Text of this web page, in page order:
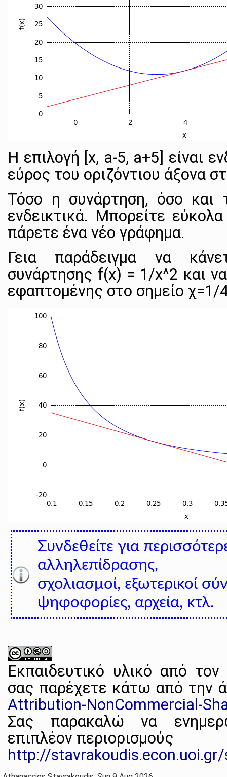
Η επιλογή [x, a-5, a+5] είναι
εύρος του οριζόντιου άξονα
Τόσο η συνάρτηση, όσο και
ενδεικτικά. Μπορείτε
πάρετε ένα νέο γράφημα.
Γεια παράδειγμα να
συνάρτησης f(x) = 1/x^2 και
εφαπτομένης στο σημείο χ=1/
Συνδεθείτε για
αλληλεπίδρασης,
σχολιασμοί, εξωτερικοί
ψηφοφορίες, αρχεία, κτλ.
Εκπαιδευτικό υλικό από τον
σας παρέχετε κάτω από την
Attribution-NonCommercial-
Σας παρακαλώ να
επιπλέον περιορισμούς
http://